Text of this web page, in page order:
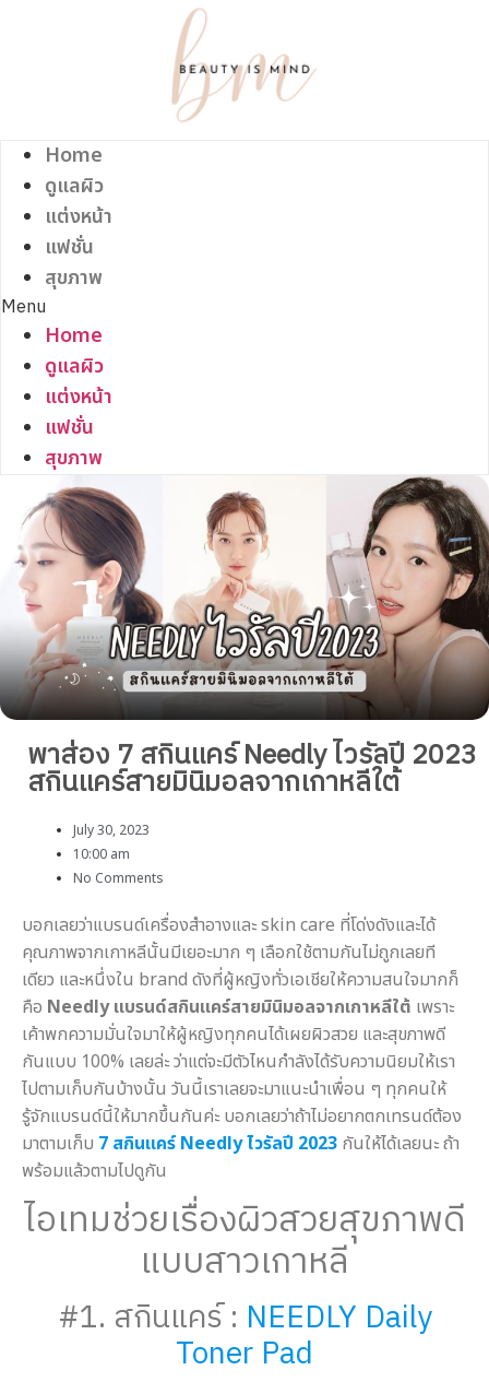
Home
ดูแลผิว
แต่งหน้า
แฟชั่น
สุขภาพ
Menu
Home
ดูแลผิว
แต่งหน้า
แฟชั่น
สุขภาพ
พาส่อง 7 สกินแคร์ Needly ไวรัลปี 2023
สกินแคร์สายมินิมอลจากเกาหลีใต้
July 30, 2023
10:00 am
No Comments
บอกเลยว่าแบรนด์เครื่องสำอางและ skin care ที่โด่งดังและได้
คุณภาพจากเกาหลีนั้นมีเยอะมาก ๆ เลือกใช้ตามกันไม่ถูกเลยที
เดียว และหนึ่งใน brand ดังที่ผู้หญิงทั่วเอเชียให้ความสนใจมากก็
คือ Needly แบรนด์สกินแคร์สายมินิมอลจากเกาหลีใต้ เพราะ
เค้าพกความมั่นใจมาให้ผู้หญิงทุกคนได้เผยผิวสวย และสุขภาพดี
กันแบบ 100% เลยล่ะ ว่าแต่จะมีตัวไหนกำลังได้รับความนิยมให้เรา
ไปตามเก็บกันบ้างนั้น วันนี้เราเลยจะมาแนะนำเพื่อน ๆ ทุกคนให้
รู้จักแบรนด์นี้ให้มากขึ้นกันค่ะ บอกเลยว่าถ้าไม่อยากตกเทรนด์ต้อง
มาตามเก็บ 7 สกินแคร์ Needly ไวรัลปี 2023 กันให้ได้เลยนะ ถ้า
พร้อมแล้วตามไปดูกัน
ไอเทมช่วยเรื่องผิวสวยสุขภาพดี
แบบสาวเกาหลี
#1. สกินแคร์ : NEEDLY Daily
Toner Pad